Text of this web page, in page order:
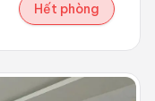
Hết phòng